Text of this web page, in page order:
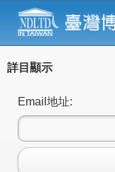
詳目顯示
Email地址: